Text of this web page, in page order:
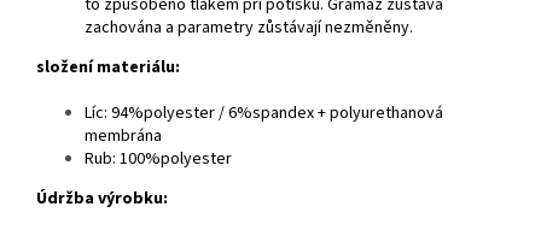
zachována a parametry zůstávají nezměněny.
složení materiálu:
Líc: 94%polyester / 6%spandex + polyurethanová
membrána
Rub: 100%polyester
Údržba výrobku: